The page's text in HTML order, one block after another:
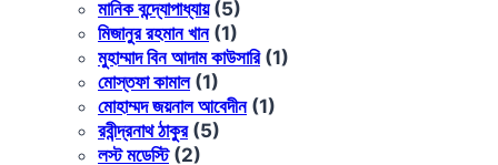
মানিক বন্দ্যোপাধ্যায়(5)
মিজানুর রহমান খান(1)
মুহাম্মাদ বিন আদাম কাউসারি(1)
মোস্তফা কামাল(1)
মোহাম্মদ জয়নাল আবেদীন(1)
রবীন্দ্রনাথ ঠাকুর(5)
লস্ট মডেস্টি(2)